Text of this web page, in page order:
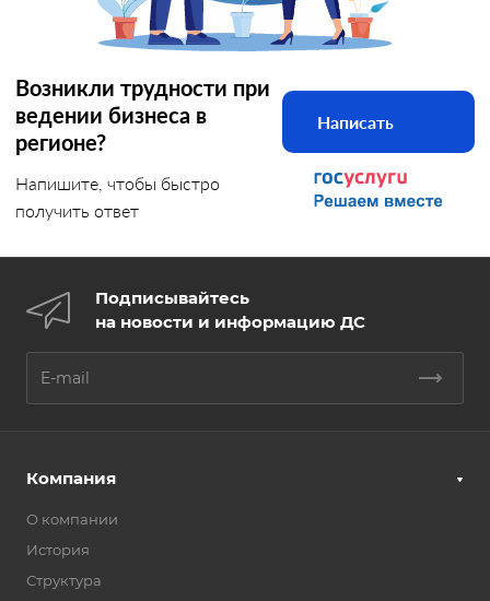
Возникли трудности при
ведении бизнеса в
регионе?
Напишите, чтобы быстро
получить ответ
Написать
Подписывайтесь
на новости и информацию ДС
Компания
О компании
История
Структура